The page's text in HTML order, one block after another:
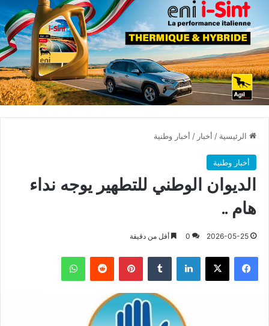
الرئيسية / أخبار / أخبار وطنية
أخبار وطنية
الديوان الوطني للتطهير يوجه نداء
هام ..
2026-05-25
0 أقل من دقيقة
فيسبوك X لينكدإن بينتيريست واتساب